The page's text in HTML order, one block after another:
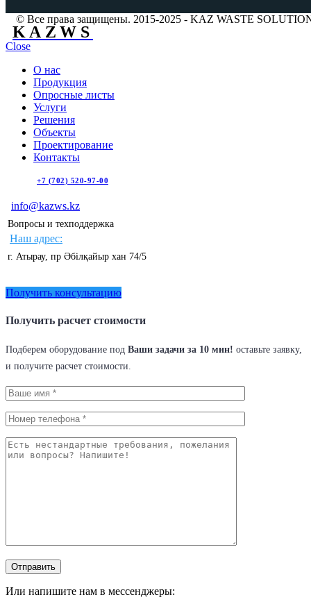
© Все права защищены. 2015-2025 - KAZ WASTE
KAZWS
Close
О нас
Продукция
Опросные листы
Услуги
Решения
Объекты
Проектирование
Контакты
+7 (702) 520-97-00
info@kazws.kz
Вопросы и техподдержка
Наш адрес:
г. Атырау, пр Әбілқайыр хан 74/5
Получить консультацию
Получить расчет стоимости
Подберем оборудование под Ваши задачи за 10 мин! оставьте заявку,
и получите расчет стоимости.
Или напишите нам в мессенджеры: